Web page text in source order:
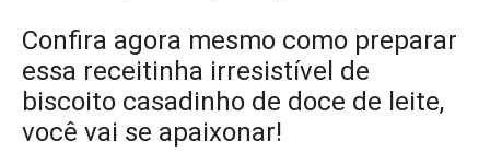
Confira agora mesmo como preparar
essa receitinha irresistível de
biscoito casadinho de doce de leite,
você vai se apaixonar!